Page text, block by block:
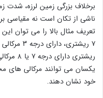
برخلاف بزرگی زمین لرزه، شدت
ناشی از تکان است نه مقیاسی
تعریف مثال بالا را می توان
یکسان می توانند مرکالی های
خود نشان دهند.